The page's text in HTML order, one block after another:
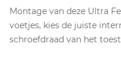
Montage van deze Ultra
voetjes, kies de juiste
schroefdraad van het